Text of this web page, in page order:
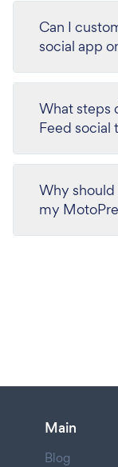
Can I
social app
What steps
Feed social
Why should
my
Main
Blog